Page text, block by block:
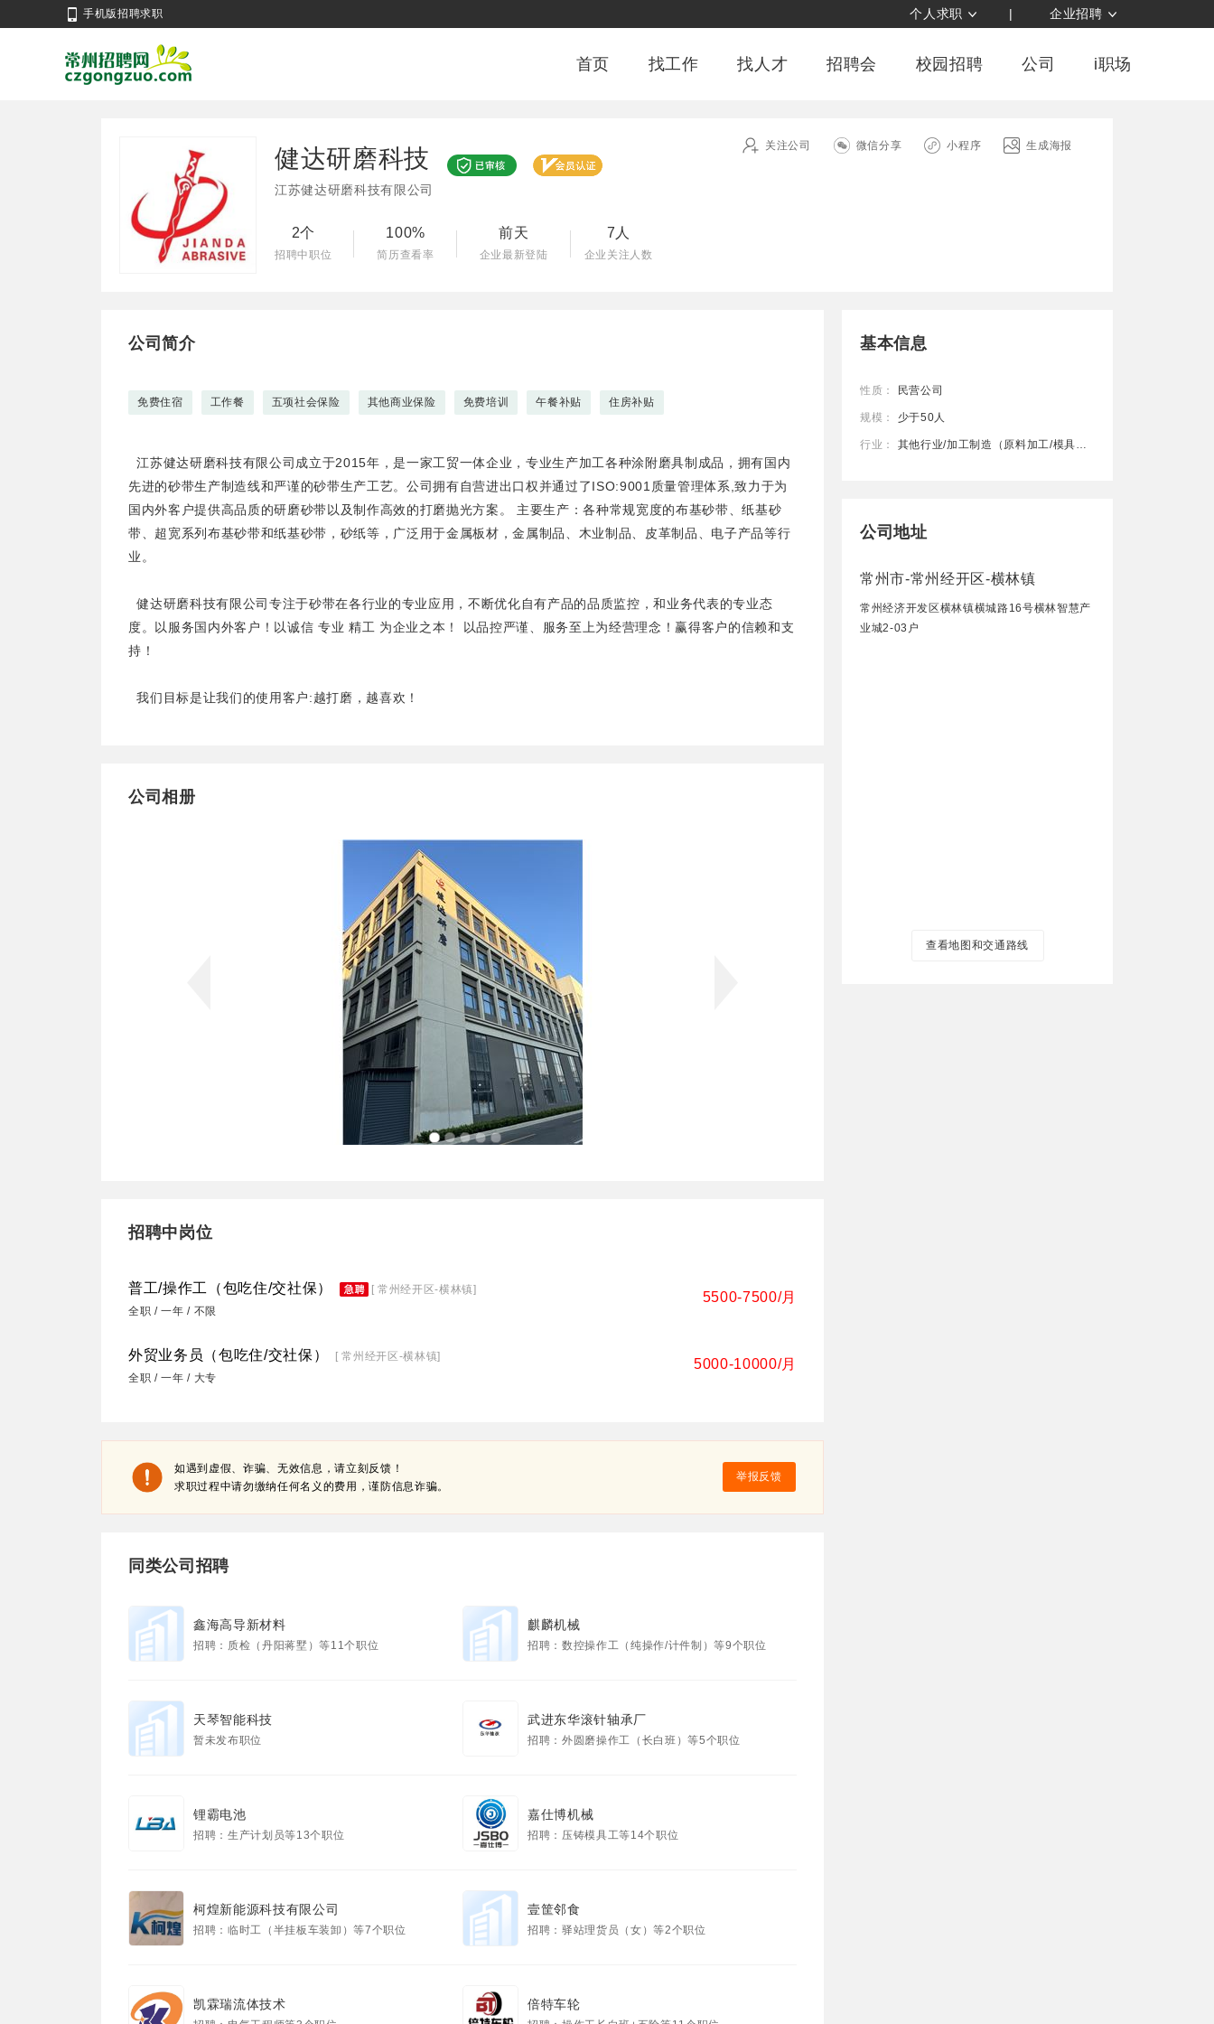
手机版招聘求职 个人求职 | 企业招聘
首页 找工作 找人才 招聘会 校园招聘 公司 i职场
健达研磨科技
江苏健达研磨科技有限公司
2个
招聘中职位
100%
简历查看率
前天
企业最新登陆
7人
企业关注人数
关注公司 微信分享 小程序 生成海报
公司简介
免费住宿 工作餐 五项社会保险 其他商业保险 免费培训 午餐补贴 住房补贴
江苏健达研磨科技有限公司成立于2015年，是一家工贸一体企业，专业生产加工各种涂附磨具制成品，拥有国内
先进的砂带生产制造线和严谨的砂带生产工艺。公司拥有自营进出口权并通过了ISO:9001质量管理体系,致力于为
国内外客户提供高品质的研磨砂带以及制作高效的打磨抛光方案。 主要生产：各种常规宽度的布基砂带、纸基砂
带、超宽系列布基砂带和纸基砂带，砂纸等，广泛用于金属板材，金属制品、木业制品、皮革制品、电子产品等行
业。
健达研磨科技有限公司专注于砂带在各行业的专业应用，不断优化自有产品的品质监控，和业务代表的专业态
度。以服务国内外客户！以诚信 专业 精工 为企业之本！ 以品控严谨、服务至上为经营理念！赢得客户的信赖和支
持！
我们目标是让我们的使用客户:越打磨，越喜欢！
公司相册
招聘中岗位
5500-7500/月
普工/操作工（包吃住/交社保）
[ 常州经开区-横林镇]
全职 / 一年 / 不限
5000-10000/月
外贸业务员（包吃住/交社保）
[ 常州经开区-横林镇]
全职 / 一年 / 大专
举报反馈
如遇到虚假、诈骗、无效信息，请立刻反馈！
求职过程中请勿缴纳任何名义的费用，谨防信息诈骗。
同类公司招聘
鑫海高导新材料
招聘：质检（丹阳蒋墅）等11个职位
麒麟机械
招聘：数控操作工（纯操作/计件制）等9个职位
天琴智能科技
暂未发布职位
武进东华滚针轴承厂
招聘：外圆磨操作工（长白班）等5个职位
锂霸电池
招聘：生产计划员等13个职位
嘉仕博机械
招聘：压铸模具工等14个职位
柯煌新能源科技有限公司
招聘：临时工（半挂板车装卸）等7个职位
壹筐邻食
招聘：驿站理货员（女）等2个职位
凯霖瑞流体技术 倍特车轮
基本信息
性质： 民营公司
规模： 少于50人
行业： 其他行业/加工制造（原料加工/模具）/仪器仪表及工业自动化
公司地址
常州市-常州经开区-横林镇
常州经济开发区横林镇横城路16号横林智慧产
业城2-03户
查看地图和交通路线